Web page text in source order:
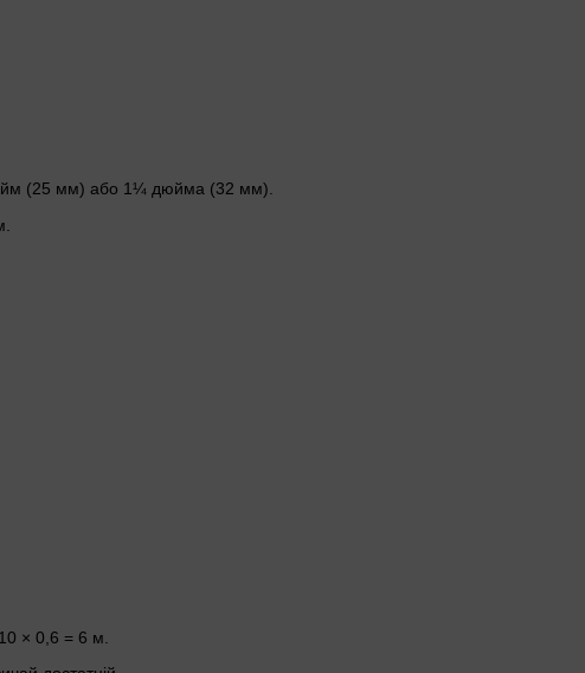
(25 мм) або 1¼ дюйма (32 мм).
× 0,6 = 6 м.